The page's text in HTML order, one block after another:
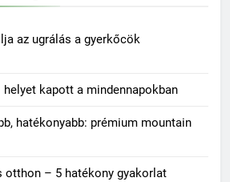
az ugrálás a gyerkőcök
kapott a mindennapokban
hatékonyabb: prémium mountain
otthon – 5 hatékony gyakorlat